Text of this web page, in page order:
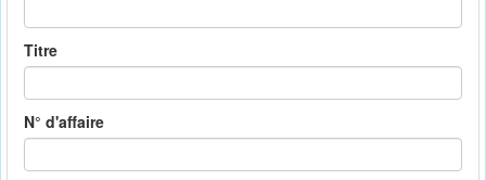
Titre
N° d'affaire